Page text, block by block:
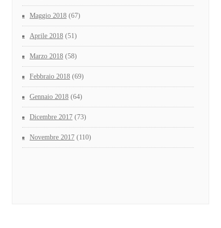
Maggio 2018 (67)
Aprile 2018 (51)
Marzo 2018 (58)
Febbraio 2018 (69)
Gennaio 2018 (64)
Dicembre 2017 (73)
Novembre 2017 (110)